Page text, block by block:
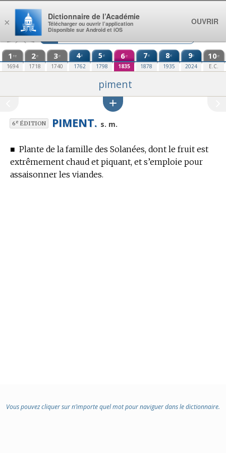
Aller au contenu
1 re
1694
2e
1718
3e
1740
4e
1762
5e
1798
6e
1835
7e
1878
8e
1935
9e
2024
10e
E.C.
piment
6eÉDITION PIMENT. s. m.
■ Plante de la famille des Solanées, dont le fruit est
extrêmement chaud et piquant, et s’emploie pour
assaisonner les viandes.
Vous pouvez cliquer sur n’importe quel mot pour naviguer dans le dictionnaire.
×
Dictionnaire de l’Académie
Télécharger ou ouvrir l’application
Disponible sur Android et iOS
OUVRIR